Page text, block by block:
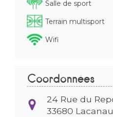
Salle de sport
Terrain multisport
Wifi
Coordonnées
24 Rue du
33680 Lacanau